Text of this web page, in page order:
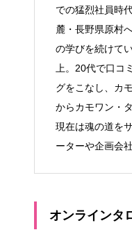
での猛烈社員時
麓・長野県原村
の学びを続けて
上。20代で口コ
グをこなし、カ
からカモワン・
現在は魂の道を
ーターや企画会
オンラインタ